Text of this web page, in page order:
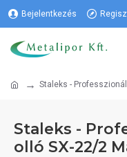
Bejelentkezés
Staleks -
Staleks -
olló SX-22/2